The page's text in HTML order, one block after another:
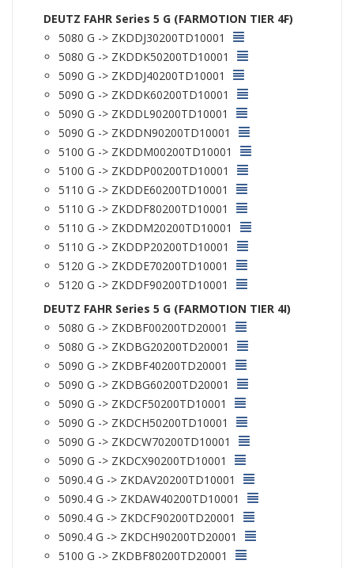
DEUTZ FAHR Series 5 G (FARMOTION TIER 4F)
5080 G -> ZKDDJ30200TD10001
5080 G -> ZKDDK50200TD10001
5090 G -> ZKDDJ40200TD10001
5090 G -> ZKDDK60200TD10001
5090 G -> ZKDDL90200TD10001
5090 G -> ZKDDN90200TD10001
5100 G -> ZKDDM00200TD10001
5100 G -> ZKDDP00200TD10001
5110 G -> ZKDDE60200TD10001
5110 G -> ZKDDF80200TD10001
5110 G -> ZKDDM20200TD10001
5110 G -> ZKDDP20200TD10001
5120 G -> ZKDDE70200TD10001
5120 G -> ZKDDF90200TD10001
DEUTZ FAHR Series 5 G (FARMOTION TIER 4I)
5080 G -> ZKDBF00200TD20001
5080 G -> ZKDBG20200TD20001
5090 G -> ZKDBF40200TD20001
5090 G -> ZKDBG60200TD20001
5090 G -> ZKDCF50200TD10001
5090 G -> ZKDCH50200TD10001
5090 G -> ZKDCW70200TD10001
5090 G -> ZKDCX90200TD10001
5090.4 G -> ZKDAV20200TD10001
5090.4 G -> ZKDAW40200TD10001
5090.4 G -> ZKDCF90200TD20001
5090.4 G -> ZKDCH90200TD20001
5100 G -> ZKDBF80200TD20001